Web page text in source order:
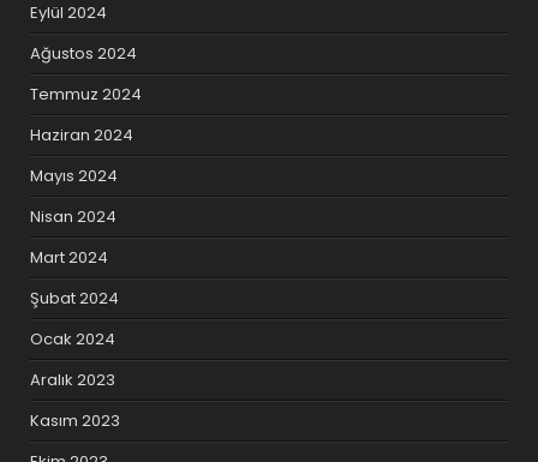
Eylül 2024
Ağustos 2024
Temmuz 2024
Haziran 2024
Mayıs 2024
Nisan 2024
Mart 2024
Şubat 2024
Ocak 2024
Aralık 2023
Kasım 2023